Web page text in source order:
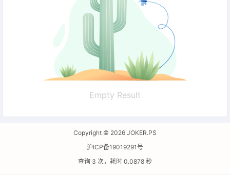
Empty Result
Copyright © 2026 JOKER.PS
沪ICP备19019291号
查询 3 次，耗时 0.0878 秒